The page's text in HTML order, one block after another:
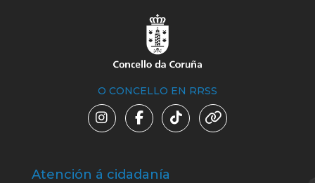
O CONCELLO EN RRSS
Atención á cidadanía